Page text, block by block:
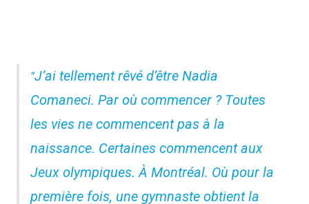
J’ai tellement rêvé d’être Nadia
Comaneci. Par où commencer ? Toutes
les vies ne commencent pas à la
naissance. Certaines commencent aux
Jeux olympiques. À Montréal. Où pour la
première fois, une gymnaste obtient la